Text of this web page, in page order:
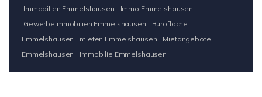
Immobilien Emmelshausen
Immo Emmelshausen
Gewerbeimmobilien Emmelshausen
Bürofläche
Emmelshausen
mieten Emmelshausen
Mietangebote
Emmelshausen
Immobilie Emmelshausen